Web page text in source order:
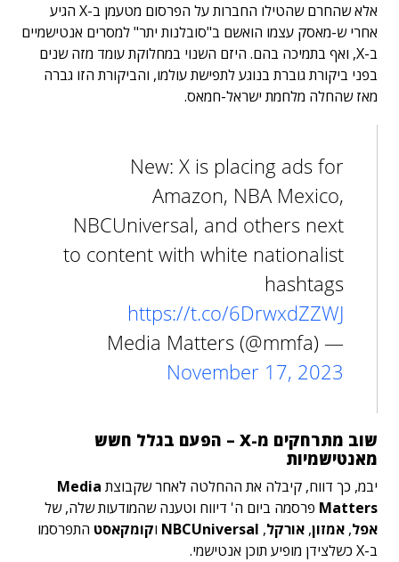
אלא שהחרם שהטילו החברות על הפרסום מטעמן ב-X הגיע
אחרי ש-מאסק עצמו הואשם ב"סובלנות יתר" למסרים אנטישמיים
ב-X, ואף בתמיכה בהם. היזם השנוי במחלוקת עומד מזה שנים
בפני ביקורת גוברת בנוגע לתפישת עולמו, והביקורת הזו גברה
מאז שהחלה מלחמת ישראל-חמאס.
New: X is placing ads for
Amazon, NBA Mexico,
NBCUniversal, and others next
to content with white nationalist
hashtags
https://t.co/6DrwxdZZWJ
— Media Matters (@mmfa)
November 17, 2023
שוב מתרחקים מ-X – הפעם בגלל חשש
מאנטישמיות
יבמ, כך דווח, קיבלה את ההחלטה לאחר שקבוצת Media
Matters פרסמה ביום ה' דיווח וטענה שהמודעות שלה, של
אפל, אמזון, אורקל,
NBCUniversal וקומקאסט התפרסמו
ב-X כשלצידן מופיע תוכן אנטישמי.